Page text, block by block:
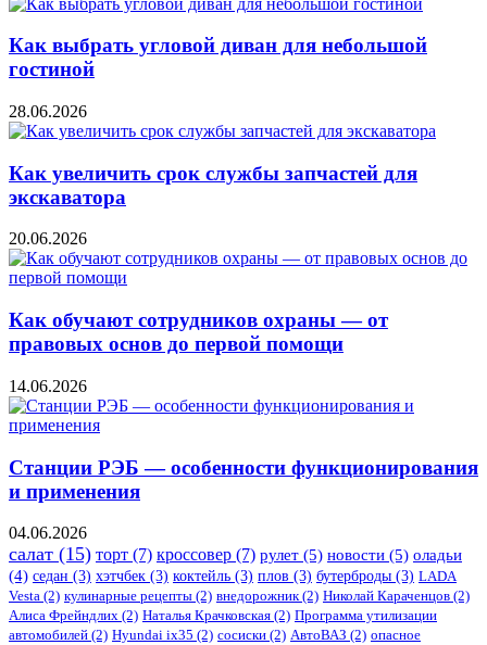
Как выбрать угловой диван для небольшой
гостиной
28.06.2026
Как увеличить срок службы запчастей для
экскаватора
20.06.2026
Как обучают сотрудников охраны — от
правовых основ до первой помощи
14.06.2026
Станции РЭБ — особенности функционирования
и применения
04.06.2026
салат (15) торт (7) кроссовер (7) рулет (5) новости (5) оладьи
(4) седан (3) хэтчбек (3) коктейль (3) плов (3) бутерброды (3) LADA
Vesta (2) кулинарные рецепты (2) внедорожник(2) Николай Караченцов (2)
Алиса Фрейндлих (2) Наталья Крачковская (2) Программа утилизации
автомобилей (2) ​Hyundai ix35 (2) сосиски (2) АвтоВАЗ (2) опасное